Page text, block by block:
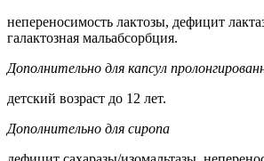
непереносимость лактозы, дефицит
галактозная мальабсорбция.
Дополнительно для капсул
детский возраст до 12 лет.
Дополнительно для сиропа